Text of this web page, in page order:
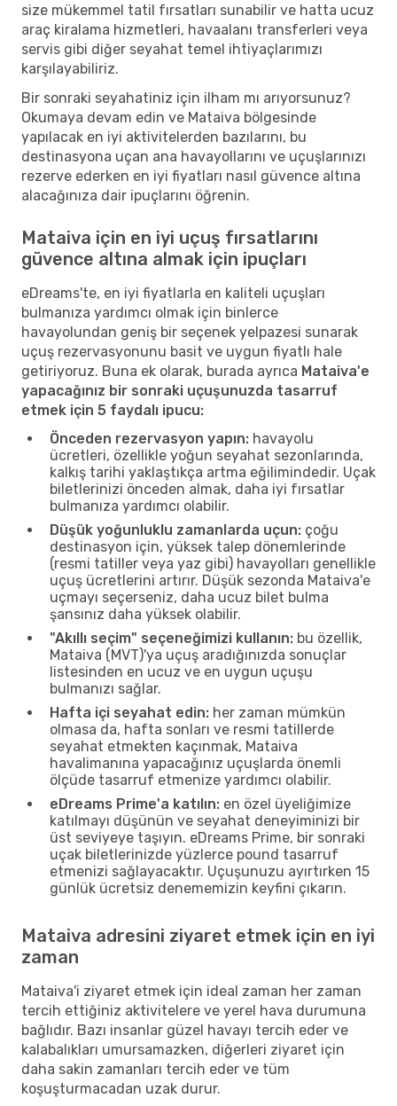
size mükemmel tatil fırsatları sunabilir ve hatta ucuz
araç kiralama hizmetleri, havaalanı transferleri veya
servis gibi diğer seyahat temel ihtiyaçlarımızı
karşılayabiliriz.
Bir sonraki seyahatiniz için ilham mı arıyorsunuz?
Okumaya devam edin ve Mataiva bölgesinde
yapılacak en iyi aktivitelerden bazılarını, bu
destinasyona uçan ana havayollarını ve uçuşlarınızı
rezerve ederken en iyi fiyatları nasıl güvence altına
alacağınıza dair ipuçlarını öğrenin.
Mataiva için en iyi uçuş fırsatlarını
güvence altına almak için ipuçları
eDreams'te, en iyi fiyatlarla en kaliteli uçuşları
bulmanıza yardımcı olmak için binlerce
havayolundan geniş bir seçenek yelpazesi sunarak
uçuş rezervasyonunu basit ve uygun fiyatlı hale
getiriyoruz. Buna ek olarak, burada ayrıca Mataiva'e
yapacağınız bir sonraki uçuşunuzda tasarruf
etmek için 5 faydalı ipucu:
Önceden rezervasyon yapın: havayolu
ücretleri, özellikle yoğun seyahat sezonlarında,
kalkış tarihi yaklaştıkça artma eğilimindedir. Uçak
biletlerinizi önceden almak, daha iyi fırsatlar
bulmanıza yardımcı olabilir.
Düşük yoğunluklu zamanlarda uçun: çoğu
destinasyon için, yüksek talep dönemlerinde
(resmi tatiller veya yaz gibi) havayolları genellikle
uçuş ücretlerini artırır. Düşük sezonda Mataiva'e
uçmayı seçerseniz, daha ucuz bilet bulma
şansınız daha yüksek olabilir.
"Akıllı seçim" seçeneğimizi kullanın: bu özellik,
Mataiva (MVT)'ya uçuş aradığınızda sonuçlar
listesinden en ucuz ve en uygun uçuşu
bulmanızı sağlar.
Hafta içi seyahat edin: her zaman mümkün
olmasa da, hafta sonları ve resmi tatillerde
seyahat etmekten kaçınmak, Mataiva
havalimanına yapacağınız uçuşlarda önemli
ölçüde tasarruf etmenize yardımcı olabilir.
eDreams Prime'a katılın: en özel üyeliğimize
katılmayı düşünün ve seyahat deneyiminizi bir
üst seviyeye taşıyın. eDreams Prime, bir sonraki
uçak biletlerinizde yüzlerce pound tasarruf
etmenizi sağlayacaktır. Uçuşunuzu ayırtırken 15
günlük ücretsiz denememizin keyfini çıkarın.
Mataiva adresini ziyaret etmek için en iyi
zaman
Mataiva'i ziyaret etmek için ideal zaman her zaman
tercih ettiğiniz aktivitelere ve yerel hava durumuna
bağlıdır. Bazı insanlar güzel havayı tercih eder ve
kalabalıkları umursamazken, diğerleri ziyaret için
daha sakin zamanları tercih eder ve tüm
koşuşturmacadan uzak durur.